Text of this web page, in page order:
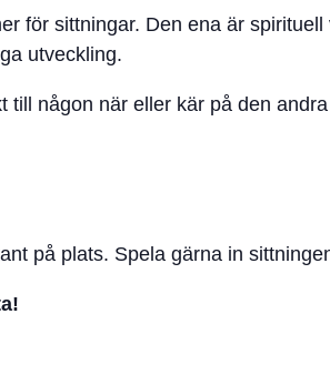
för sittningar. Den ena är
utveckling.
till någon när eller kär på den
på plats. Spela gärna in